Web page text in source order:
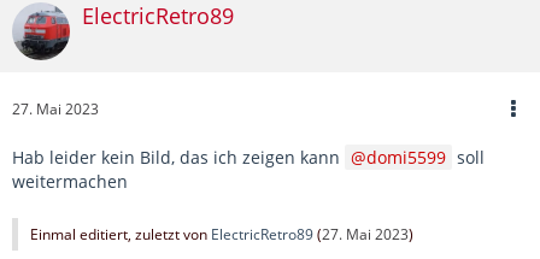
ElectricRetro89
27. Mai 2023
Hab leider kein Bild, das ich zeigen kann domi5599 soll
weitermachen
Einmal editiert, zuletzt von ElectricRetro89(27. Mai 2023)